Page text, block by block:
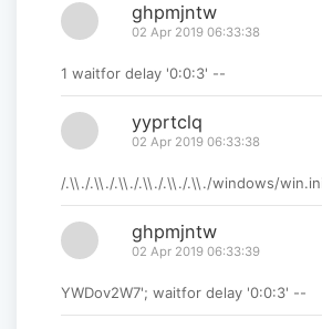
ghpmjntw
02 Apr 2019 06:33:38
1 waitfor delay '0:0:3' --
yyprtclq
02 Apr 2019 06:33:38
/.\\./.\\./.\\./.\\./.\\./.\\./windows/win.ini
ghpmjntw
02 Apr 2019 06:33:39
YWDov2W7'; waitfor delay '0:0:3' --